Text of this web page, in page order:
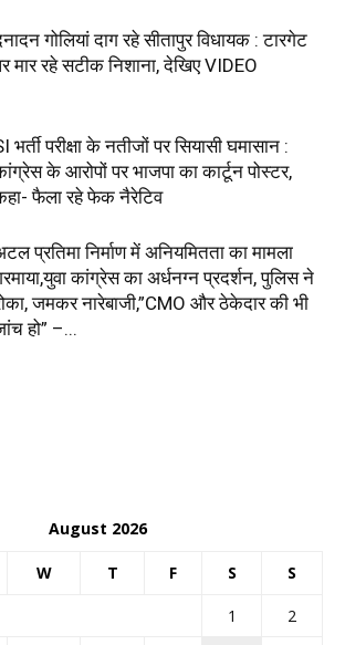
गोलियां दाग रहे सीतापुर विधायक : टारगेट
मार रहे सटीक निशाना, देखिए VIDEO
भर्ती परीक्षा के नतीजों पर सियासी घमासान :
के आरोपों पर भाजपा का कार्टून पोस्टर,
फैला रहे फेक नैरेटिव
प्रतिमा निर्माण में अनियमितता का मामला
कांग्रेस का अर्धनग्न प्रदर्शन, पुलिस ने
जमकर नारेबाजी,”CMO और ठेकेदार की भी
हो” –...
August 2026
W T F S S
1
2